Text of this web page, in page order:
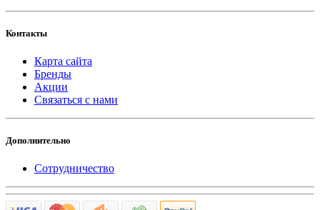
Контакты
Карта сайта
Бренды
Акции
Связаться с нами
Дополнительно
Сотрудничество